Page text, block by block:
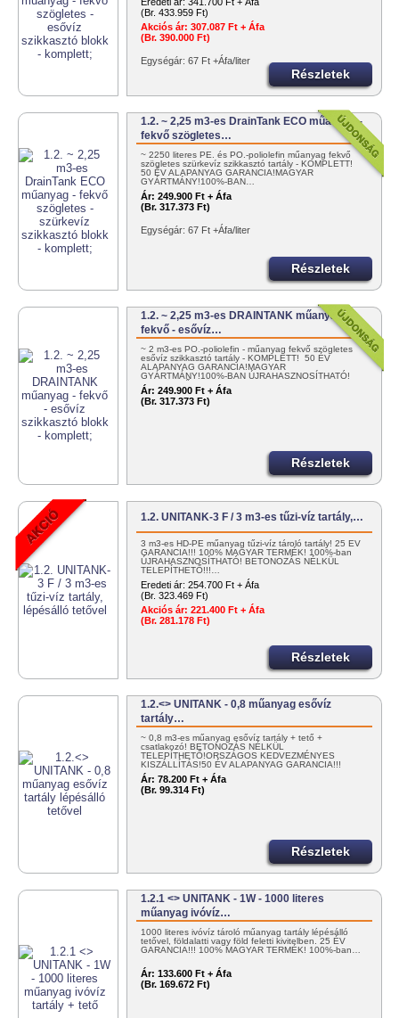
(Br. 433.959 Ft)
Akciós ár: 307.087 Ft + Áfa
(Br. 390.000 Ft)
Egységár: 67 Ft +Áfa/liter
Részletek
1.2. ~ 2,25 m3-es DrainTank ECO műanyag -
fekvő szögletes…
~ 2250 literes PE. és PO.-poliolefin műanyag fekvő
szögletes szürkevíz szikkasztó tartály - KOMPLETT!
50 ÉV ALAPANYAG GARANCIA!MAGYAR
GYÁRTMÁNY!100%-BAN…
Ár: 249.900 Ft + Áfa
(Br. 317.373 Ft)
Egységár: 67 Ft +Áfa/liter
Részletek
1.2. ~ 2,25 m3-es DRAINTANK műanyag -
fekvő - esővíz…
~ 2 m3-es PO.-poliolefin - műanyag fekvő szögletes
esővíz szikkasztó tartály - KOMPLETT! 50 ÉV
ALAPANYAG GARANCIA!MAGYAR
GYÁRTMÁNY!100%-BAN ÚJRAHASZNOSÍTHATÓ!
EGYSZERŰEN…
Ár: 249.900 Ft + Áfa
(Br. 317.373 Ft)
Részletek
1.2. UNITANK-3 F / 3 m3-es tűzi-víz tartály,…
3 m3-es HD-PE műanyag tűzi-víz tároló tartály! 25 ÉV
GARANCIA!!! 100% MAGYAR TERMÉK! 100%-ban
ÚJRAHASZNOSÍTHATÓ! BETONOZÁS NÉLKÜL
TELEPÍTHETŐ!!!…
Eredeti ár: 254.700 Ft + Áfa
(Br. 323.469 Ft)
Akciós ár: 221.400 Ft + Áfa
(Br. 281.178 Ft)
Részletek
1.2.<> UNITANK - 0,8 műanyag esővíz
tartály…
~ 0,8 m3-es műanyag esővíz tartály + tető +
csatlakozó! BETONOZÁS NÉLKÜL
TELEPÍTHETŐ!ORSZÁGOS KEDVEZMÉNYES
KISZÁLLÍTÁS!50 ÉV ALAPANYAG GARANCIA!!!
100%…
Ár: 78.200 Ft + Áfa
(Br. 99.314 Ft)
Részletek
1.2.1 <> UNITANK - 1W - 1000 literes
műanyag ivóvíz…
1000 literes ivóvíz tároló műanyag tartály lépésálló
tetővel, földalatti vagy föld feletti kivitelben. 25 ÉV
GARANCIA!!! 100% MAGYAR TERMÉK! 100%-ban…
Ár: 133.600 Ft + Áfa
(Br. 169.672 Ft)